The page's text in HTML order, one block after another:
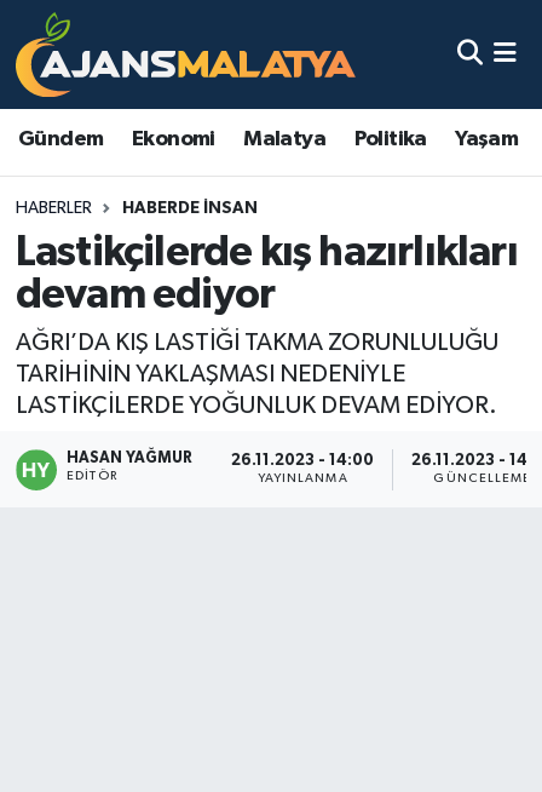
Gündem Ekonomi Malatya Politika Yaşam
HABERLER HABERDE INSAN
Lastikçilerde kış hazırlıkları
devam ediyor
AĞRI’DA KIŞ LASTİĞİ TAKMA ZORUNLULUĞU
TARİHİNİN YAKLAŞMASI NEDENİYLE
LASTİKÇİLERDE YOĞUNLUK DEVAM EDİYOR.
HASAN YAĞMUR
EDITÖR
26.11.2023 - 14:00
YAYINLANMA
26.11.2023 -
GÜNCELLEME
Asayiş
Eğitim
Ekonomi
Gündem
Kadın
Kültür & Sanat
Malatya Nöbetçi Eczaneler
Malatya Namaz Vakitleri
Malatya Trafik Yoğunluk Haritası
TFF 3.Lig 2.Grup Puan Durumu ve Fikstür
Tüm Manşetler
Son Dakika Haberleri